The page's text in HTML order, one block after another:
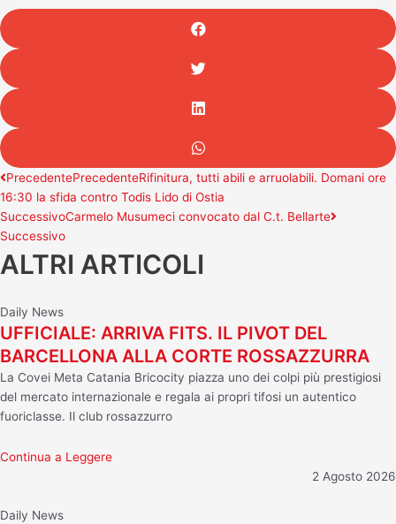
PrecedentePrecedenteRifinitura, tutti abili e arruolabili. Domani ore
16:30 la sfida contro Todis Lido di Ostia
SuccessivoCarmelo Musumeci convocato dal C.t. Bellarte
Successivo
ALTRI ARTICOLI
Daily News
UFFICIALE: ARRIVA FITS. IL PIVOT DEL
BARCELLONA ALLA CORTE ROSSAZZURRA
La Covei Meta Catania Bricocity piazza uno dei colpi più prestigiosi
del mercato internazionale e regala ai propri tifosi un autentico
fuoriclasse. Il club rossazzurro
Continua a Leggere
2 Agosto 2026
Daily News